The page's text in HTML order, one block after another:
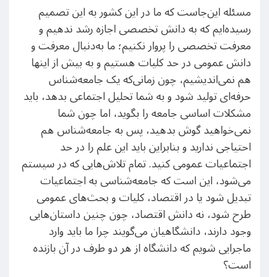
مسئله این‌جاست که ما در این کشور به این تصمیم
رسیده‌ایم که به دانش تخصصی اجازه رشد ندهیم و
معرفت تخصصی را پروار نکنیم؛ ما به‌دنبال معرفت و
دانش عمومی در حد کلیات هستیم و به بیش از اینها
هم نمی‌اندیشیم، چون زمانی‌که یک جامعه‌شناس
حرفه‌ای تولید شود و به شما تحلیل اجتماعی بدهد، باید
مشکلات اساسی جامعه را بگوید، اما چون شما
نمی‌خواهید گوش بدهید، پس به جامعه‌شناس هم
احتیاجی ندارید و بنابراین باید این علم را در حد
اجتماعیات عمومی کنید. تمام تلاش‌هایی که در سیستم
می‌شود، این است که جامعه‌شناسی به اجتماعیات
تبدیل شود یا‌ در اقتصاد، کلیات و بحث‌های عمومی
طرح شود، نه دانش اقتصاد، چون چنین داستان‌هایی
وجود دارند، دانشگاهیان می‌گویند چرا ما باید وارد
ماجرایی شویم که دانشگاه از هر دو طرف در آن بازنده
است؟